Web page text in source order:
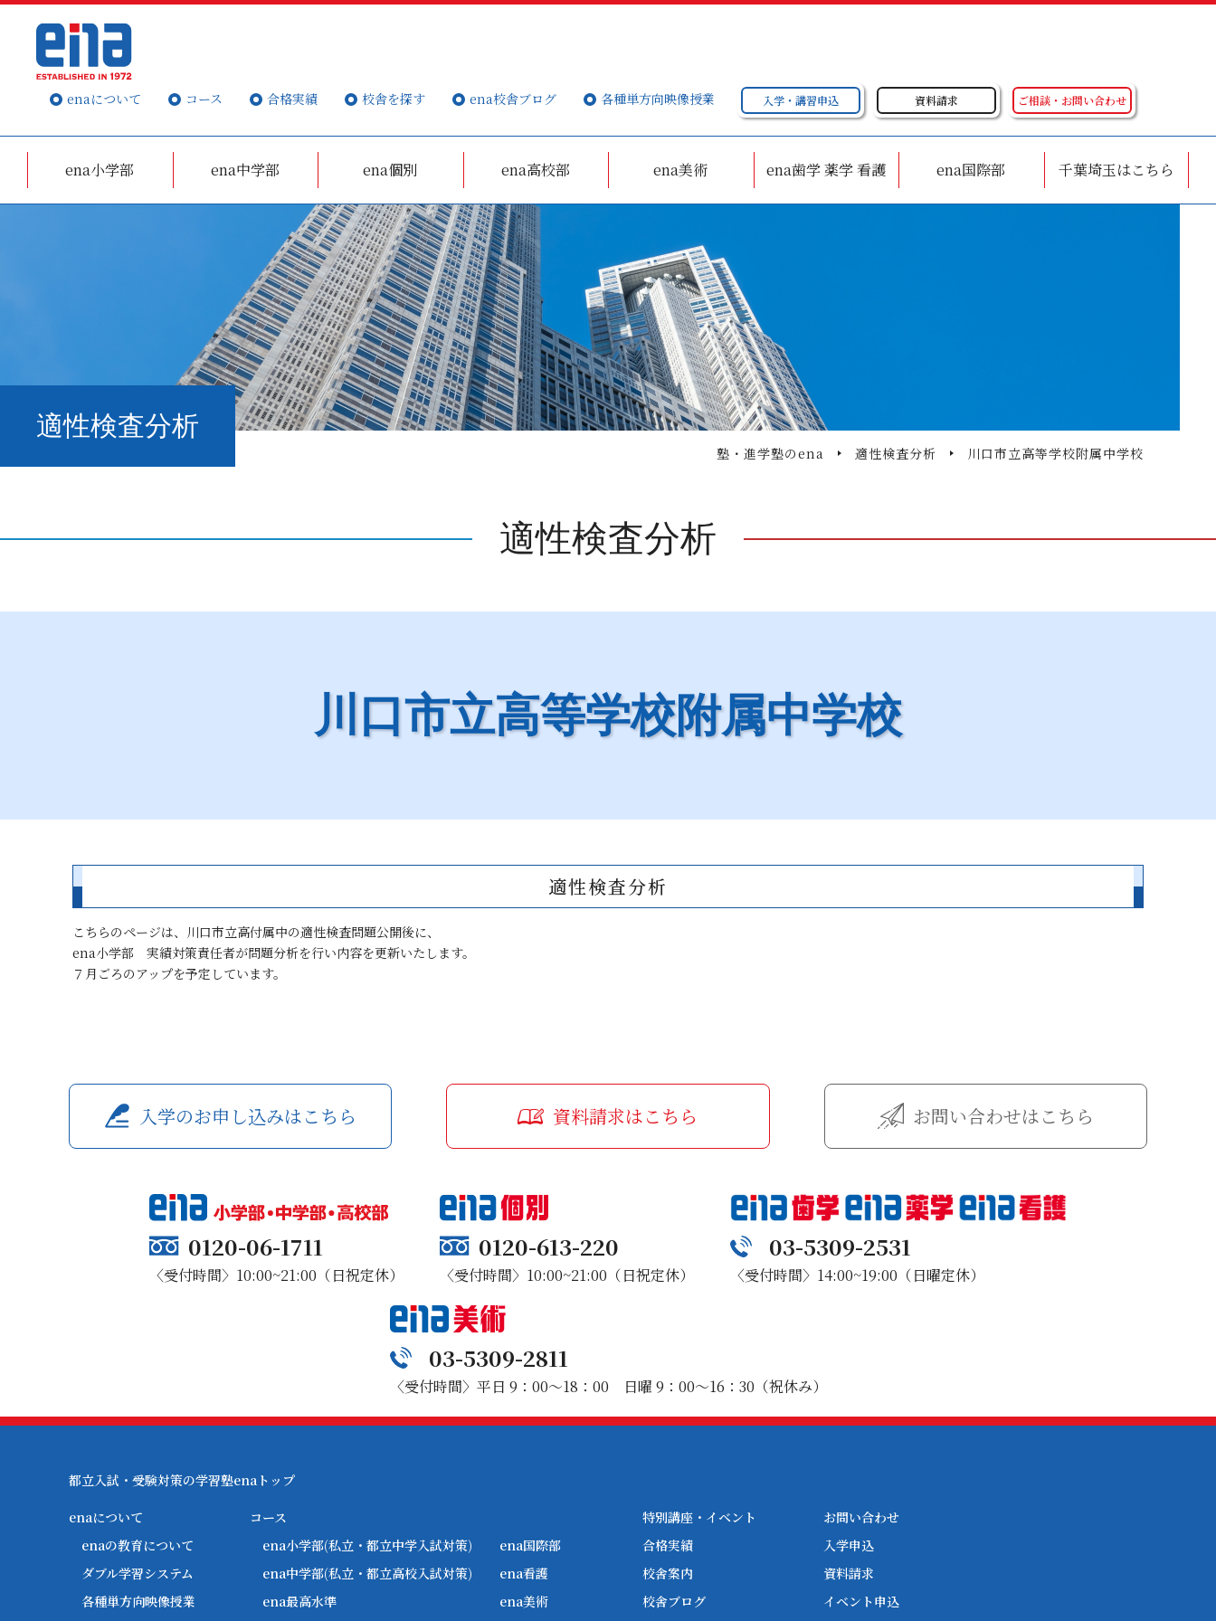
enaについて コース 合格実績 校舎を探す ena校舎ブログ 各種単方向映像授業 入学・講習申込 資料請求 ご相談・お問い合わせ
ena小学部 ena中学部 ena個別 ena高校部 ena美術 ena歯学 薬学 看護 ena国際部 千葉埼玉はこちら
適性検査分析
塾・進学塾のena 適性検査分析 川口市立高等学校附属中学校
適性検査分析
川口市立高等学校附属中学校
適性検査分析
こちらのページは、川口市立高付属中の適性検査問題公開後に、
ena小学部 実績対策責任者が問題分析を行い内容を更新いたします。
７月ごろのアップを予定しています。
入学のお申し込みはこちら 資料請求はこちら お問い合わせはこちら
0120-06-1711
〈受付時間〉10:00~21:00（日祝定休）
0120-613-220
〈受付時間〉10:00~21:00（日祝定休）
03-5309-2531
〈受付時間〉14:00~19:00（日曜定休）
03-5309-2811
〈受付時間〉平日 9：00～18：00 日曜 9：00～16：30（祝休み）
都立入試・受験対策の学習塾enaトップ
enaについて
enaの教育について
ダブル学習システム
各種単方向映像授業
コース
ena小学部(私立・都立中学入試対策)
ena中学部(私立・都立高校入試対策)
ena最高水準
ena国際部
ena看護
ena美術
特別講座・イベント
合格実績
校舎案内
校舎ブログ
お問い合わせ
入学申込
資料請求
イベント申込